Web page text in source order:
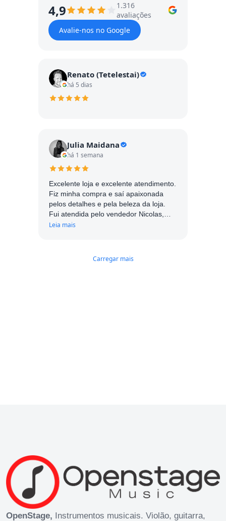
4,9
1.316
avaliações
Avalie-nos no Google
Renato (Tetelestai)
há 5 dias
Julia Maidana
há 1 semana
Excelente loja e excelente atendimento.
Fiz minha compra e saí apaixonada
pelos detalhes e pela beleza da loja.
Fui atendida pelo vendedor Nicolas,
muito simpático e atencioso. Com
Leia mais
Carregar mais
OpenStage, Instrumentos musicais. Violão, guitarra,